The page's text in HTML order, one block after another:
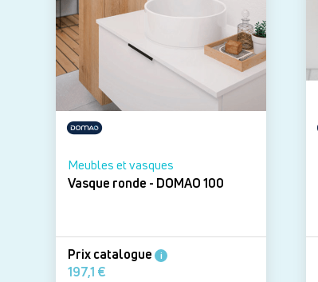
Meubles et vasques
Vasque ronde - DOMAO 100
Prix catalogue i
197,1 €